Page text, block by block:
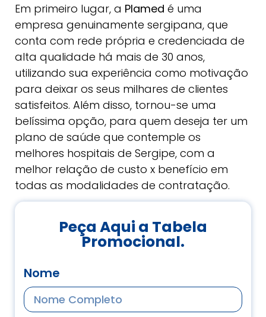
Em primeiro lugar, a Plamed é uma
empresa genuinamente sergipana, que
conta com rede própria e credenciada de
alta qualidade há mais de 30 anos,
utilizando sua experiência como motivação
para deixar os seus milhares de clientes
satisfeitos. Além disso, tornou-se uma
belíssima opção, para quem deseja ter um
plano de saúde que contemple os
melhores hospitais de Sergipe, com a
melhor relação de custo x benefício em
todas as modalidades de contratação.
Peça Aqui a Tabela
Promocional.
Nome